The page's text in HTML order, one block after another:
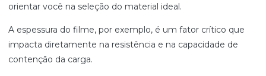
orientar você na seleção do material ideal.
A espessura do filme, por exemplo, é um fator crítico que
impacta diretamente na resistência e na capacidade de
contenção da carga.